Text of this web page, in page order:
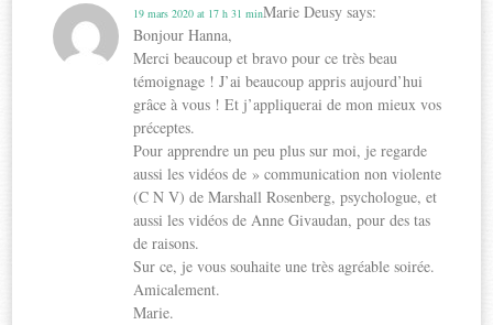
Marie Deusy says:
19 mars 2020 at 17 h 31 min
Bonjour Hanna,
Merci beaucoup et bravo pour ce très beau
témoignage ! J’ai beaucoup appris aujourd’hui
grâce à vous ! Et j’appliquerai de mon mieux vos
préceptes.
Pour apprendre un peu plus sur moi, je regarde
aussi les vidéos de » communication non violente
(C N V) de Marshall Rosenberg, psychologue, et
aussi les vidéos de Anne Givaudan, pour des tas
de raisons.
Sur ce, je vous souhaite une très agréable soirée.
Amicalement.
Marie.